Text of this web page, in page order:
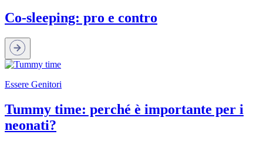
Co-sleeping: pro e contro
Essere Genitori
Tummy time: perché è importante per i
neonati?